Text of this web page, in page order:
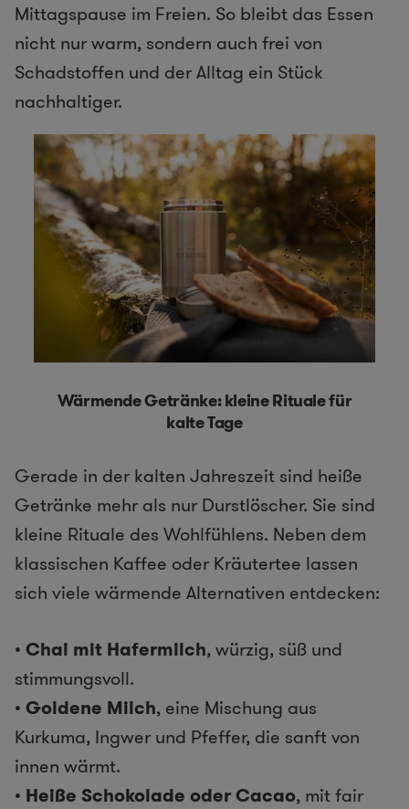
Mittagspause im Freien. So bleibt das Essen
nicht nur warm, sondern auch frei von
Schadstoffen und der Alltag ein Stück
nachhaltiger.
Wärmende Getränke: kleine Rituale für
kalte Tage
Gerade in der kalten Jahreszeit sind heiße
Getränke mehr als nur Durstlöscher. Sie sind
kleine Rituale des Wohlfühlens. Neben dem
klassischen Kaffee oder Kräutertee lassen
sich viele wärmende Alternativen entdecken:
• Chai mit Hafermilch, würzig, süß und
stimmungsvoll.
• Goldene Milch, eine Mischung aus
Kurkuma, Ingwer und Pfeffer, die sanft von
innen wärmt.
• Heiße Schokolade oder Cacao, mit fair